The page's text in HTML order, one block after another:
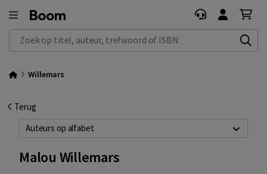
Zoek op titel, auteur, trefwoord of ISBN
Willemars
Terug
Auteurs op alfabet
Malou Willemars